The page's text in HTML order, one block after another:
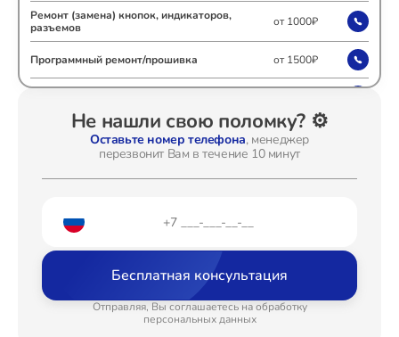
Ремонт (замена) кнопок, индикаторов,
разъемов
от 1000₽
Программный ремонт/прошивка от 1500₽
Устранение ошибок от 2100₽
от 1500₽
Замена датчика от 540₽
Не нашли свою поломку? ⚙️
Оставьте номер телефона, менеджер
перезвонит Вам в течение 10 минут
Бесплатная консультация
Отправляя, Вы соглашаетесь на обработку
персональных данных
Ремонт Интерактивных панелей
Ремонт Духовых шкафов